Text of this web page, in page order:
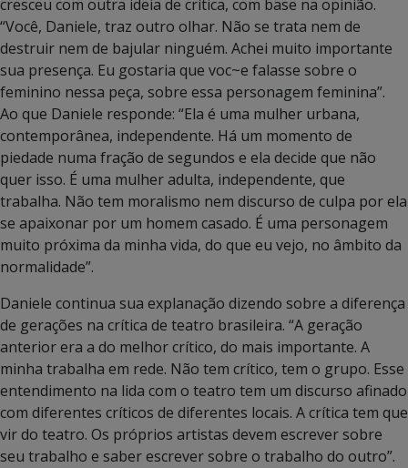
cresceu com outra ideia de crítica, com base na opinião.
“Você, Daniele, traz outro olhar. Não se trata nem de
destruir nem de bajular ninguém. Achei muito importante
sua presença. Eu gostaria que voc~e falasse sobre o
feminino nessa peça, sobre essa personagem feminina”.
Ao que Daniele responde: “Ela é uma mulher urbana,
contemporânea, independente. Há um momento de
piedade numa fração de segundos e ela decide que não
quer isso. É uma mulher adulta, independente, que
trabalha. Não tem moralismo nem discurso de culpa por ela
se apaixonar por um homem casado. É uma personagem
muito próxima da minha vida, do que eu vejo, no âmbito da
normalidade”.
Daniele continua sua explanação dizendo sobre a diferença
de gerações na crítica de teatro brasileira. “A geração
anterior era a do melhor crítico, do mais importante. A
minha trabalha em rede. Não tem crítico, tem o grupo. Esse
entendimento na lida com o teatro tem um discurso afinado
com diferentes críticos de diferentes locais. A crítica tem que
vir do teatro. Os próprios artistas devem escrever sobre
seu trabalho e saber escrever sobre o trabalho do outro”.